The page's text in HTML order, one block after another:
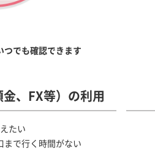
つでも確認できます
、FX等）の利用
たい
まで行く時間がない